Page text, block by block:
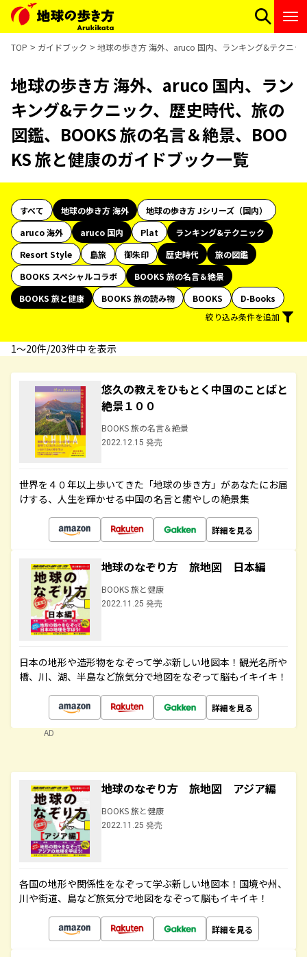
TOP ガイドブック 地球の歩き方 海外、aruco 国内、ランキング&テクニッ
地球の歩き方 海外、aruco 国内、ラン
キング&テクニック、歴史時代、旅の
図鑑、BOOKS 旅の名言＆絶景、BOO
KS 旅と健康のガイドブック一覧
すべて 地球の歩き方 海外
地球の歩き方 Jシリーズ（国内）
aruco 海外
aruco 国内 Plat
ランキング&テクニック
Resort Style
島旅 御朱印 歴史時代
旅の図鑑
BOOKS スペシャルコラボ
BOOKS 旅の名言＆絶景
BOOKS 旅と健康
BOOKS 旅の読み物 BOOKS
D-Books
絞り込み条件を追加
1〜20件/203件中 を表示
悠久の教えをひもとく中国のことばと
絶景１００
BOOKS 旅の名言＆絶景
2022.12.15 発売
世界を４０年以上歩いてきた「地球の歩き方」があなたにお届
けする、人生を輝かせる中国の名言と癒やしの絶景集
詳細を見る
地球のなぞり方 旅地図 日本編
BOOKS 旅と健康
2022.11.25 発売
日本の地形や造形物をなぞって学ぶ新しい地図本！観光名所や
橋、川、湖、半島など旅気分で地図をなぞって脳もイキイキ！
詳細を見る
AD
地球のなぞり方 旅地図 アジア編
BOOKS 旅と健康
2022.11.25 発売
各国の地形や関係性をなぞって学ぶ新しい地図本！国境や州、
川や街道、島など旅気分で地図をなぞって脳もイキイキ！
詳細を見る